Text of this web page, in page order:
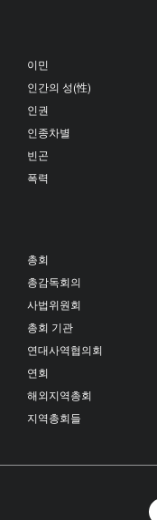
이민
인간의 성(性)
인권
인종차별
빈곤
폭력
총회
총감독회의
사법위원회
총회 기관
연대사역협의회
연회
해외지역총회
지역총회들